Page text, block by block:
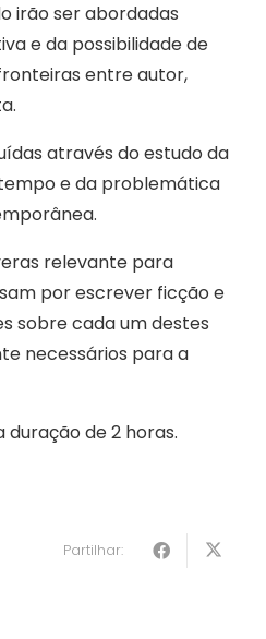
irão ser abordadas
e da possibilidade de
entre autor,
através do estudo da
e da problemática
relevante para
por escrever ficção e
sobre cada um destes
necessários para a
de 2 horas.
Partilhar: